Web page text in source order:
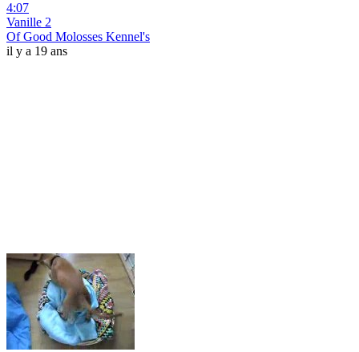
4:07
Vanille 2
Of Good Molosses Kennel's
il y a 19 ans